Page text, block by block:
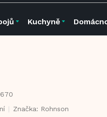
Kuchyně
Značka: Rohnson